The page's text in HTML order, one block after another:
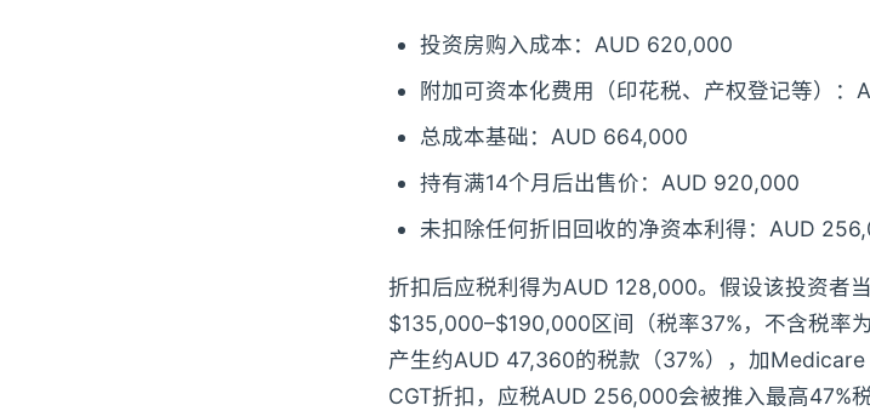
投资房购入成本：AUD 620,000
附加可资本化费用（印花税、产权登记等）：
总成本基础：AUD 664,000
持有满14个月后出售价：AUD 920,000
未扣除任何折旧回收的净资本利得：AUD
折扣后应税利得为AUD 128,000。假设该投资者
$135,000–$190,000区间（税率37%，不含税率
产生约AUD 47,360的税款（37%），加
CGT折扣，应税AUD 256,000会被推入最高